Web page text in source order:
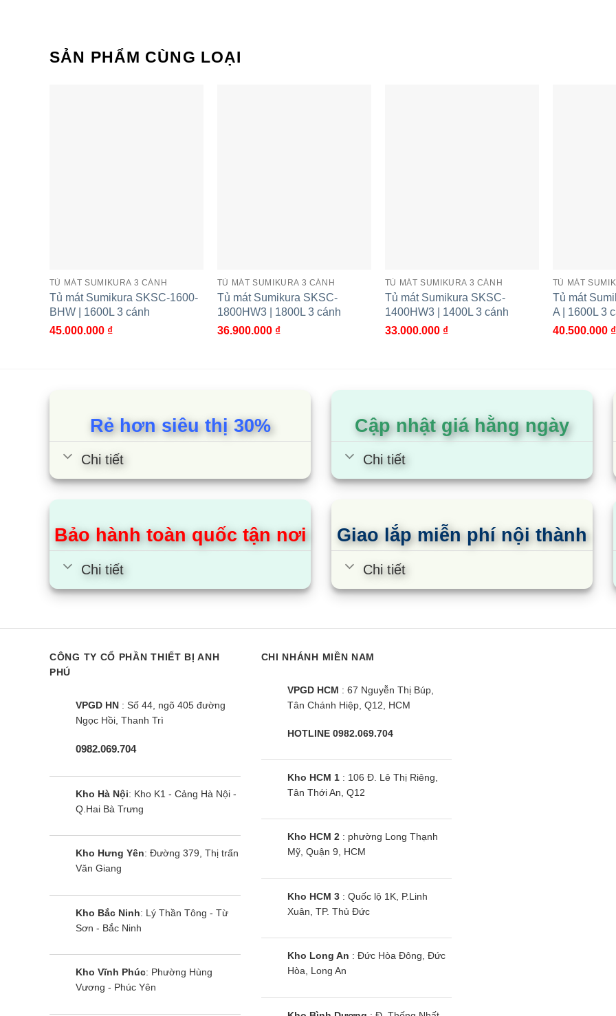
AHW | 1200L 2 cánh
SẢN PHẨM CÙNG LOẠI
TỦ MÁT SUMIKURA 3 CÁNH
Tủ mát Sumikura SKSC-1600-
BHW | 1600L 3 cánh
45.000.000 ₫
TỦ MÁT SUMIKURA 3 CÁNH
Tủ mát Sumikura SKSC-
1800HW3 | 1800L 3 cánh
36.900.000 ₫
TỦ MÁT SUMIKURA 3 CÁNH
Tủ mát Sumikura SKSC-
1400HW3 | 1400L 3 cánh
33.000.000 ₫
TỦ MÁT
Tủ mát
A | 1600L 3
40.500.000 ₫
Rẻ hơn siêu thị 30%
Chi tiết
Cập nhật giá hằng ngày
Chi tiết
Bảo hành toàn quốc tận nơi
Chi tiết
Giao lắp miễn phí nội thành
Chi tiết
CÔNG TY CỔ PHẦN THIẾT BỊ ANH
PHÚ
VPGD HN : Số 44, ngõ 405 đường
Ngọc Hồi, Thanh Trì
0982.069.704
Kho Hà Nội: Kho K1 - Cảng Hà Nội -
Q.Hai Bà Trưng
Kho Hưng Yên: Đường 379, Thị trấn
Văn Giang
Kho Bắc Ninh: Lý Thần Tông - Từ
Sơn - Bắc Ninh
Kho Vĩnh Phúc: Phường Hùng
Vương - Phúc Yên
CHI NHÁNH MIỀN NAM
VPGD HCM : 67 Nguyễn Thị Búp,
Tân Chánh Hiệp, Q12, HCM
HOTLINE 0982.069.704
Kho HCM 1: 106 Đ. Lê Thị Riêng,
Tân Thới An, Q12
Kho HCM 2: phường Long Thạnh
Mỹ, Quận 9, HCM
Kho HCM 3: Quốc lộ 1K, P.Linh
Xuân, TP. Thủ Đức
Kho Long An : Đức Hòa Đông, Đức
Hòa, Long An